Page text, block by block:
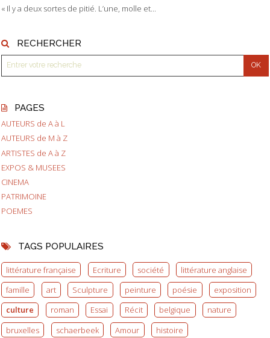
« Il y a deux sortes de pitié. L’une, molle et...
RECHERCHER
PAGES
AUTEURS de A à L
AUTEURS de M à Z
ARTISTES de A à Z
EXPOS & MUSEES
CINEMA
PATRIMOINE
POEMES
TAGS POPULAIRES
littérature française Ecriture société
littérature anglaise
famille
art Sculpture peinture poésie
exposition
culture
roman Essai Récit belgique
nature
bruxelles
schaerbeek Amour histoire